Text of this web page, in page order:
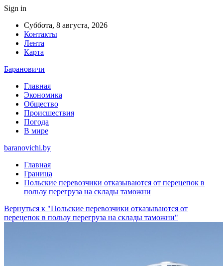
Sign in
Суббота, 8 августа, 2026
Контакты
Лента
Карта
Барановичи
Главная
Экономика
Общество
Происшествия
Погода
В мире
baranovichi.by
Главная
Граница
Польские перевозчики отказываются от перецепок в
пользу перегруза на склады таможни
Вернуться к "Польские перевозчики отказываются от
перецепок в пользу перегруза на склады таможни"